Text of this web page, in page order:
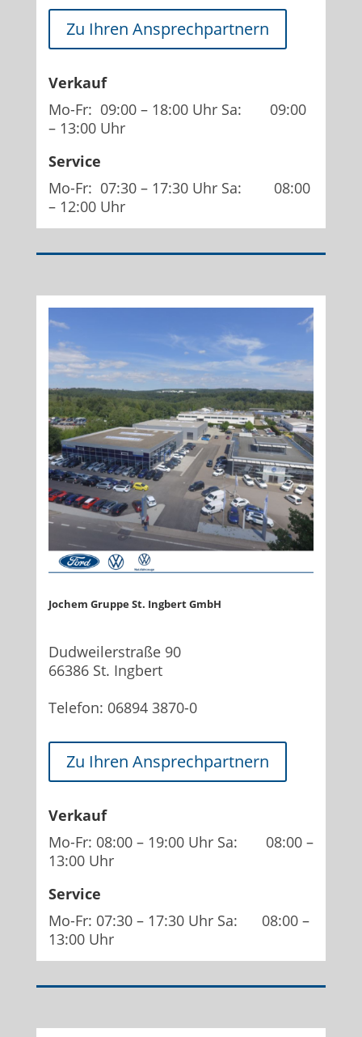
Zu Ihren Ansprechpartnern
Verkauf
Mo-Fr: 09:00 – 18:00 Uhr Sa: 09:00
– 13:00 Uhr
Service
Mo-Fr: 07:30 – 17:30 Uhr Sa: 08:00
– 12:00 Uhr
Jochem Gruppe St. Ingbert GmbH
Dudweilerstraße 90
66386 St. Ingbert
Telefon: 06894 3870-0
Zu Ihren Ansprechpartnern
Verkauf
Mo-Fr: 08:00 – 19:00 Uhr Sa: 08:00 –
13:00 Uhr
Service
Mo-Fr: 07:30 – 17:30 Uhr Sa: 08:00 –
13:00 Uhr